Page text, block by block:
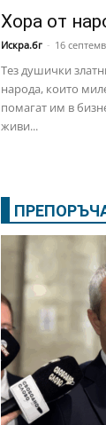
Хора от
Искра.бг - 16
Тез душички
народа, които
помагат им в
живи...